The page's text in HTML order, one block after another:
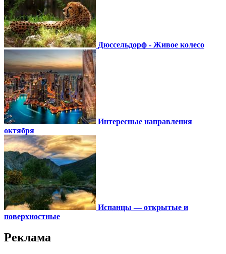
Дюссельдорф - Живое колесо
Интересные направления
октября
Испанцы — открытые и
поверхностные
Реклама